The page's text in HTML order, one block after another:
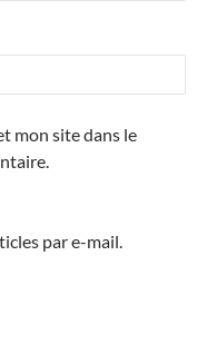
mon site dans le
par e-mail.